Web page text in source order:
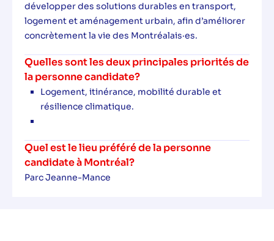
développer des solutions durables en transport,
logement et aménagement urbain, afin d’améliorer
concrètement la vie des Montréalais·es.
Quelles sont les deux principales priorités de
la personne candidate?
Logement, itinérance, mobilité durable et
résilience climatique.
Quel est le lieu préféré de la personne
candidate à Montréal?
Parc Jeanne-Mance